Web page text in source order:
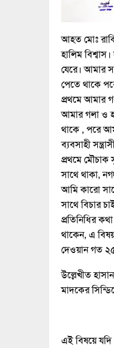
আহত মোঃ
হালিম
যেরে। আমার
পেতে থাকে
প্রথমে আমার
আমার গলা ও
থাকে , পরে
ব্যবসাহী
প্রথমে মৌচাক
সাথে থাকা,
আমি কারো
সাথে বিচার
প্রতিনিধির
থাকেন, এ
দেওয়ান গত
উল্লেখীত
মাদকের
এই বিষয়ে যদি